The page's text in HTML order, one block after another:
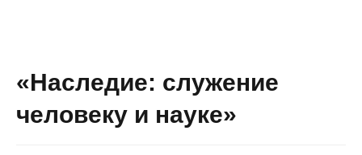
«Наследие: служение
человеку и науке»